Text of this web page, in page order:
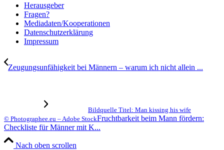
Her­aus­ge­ber
Fra­gen?
Mediadaten/Kooperationen
Daten­schutz­er­klä­rung
Impres­sum
Zeu­gungs­un­fä­hig­keit bei Män­nern – war­um ich nicht allein ...
Bildquelle Titel: Man kissing his wife
© Photographee.eu – Adobe StockFrucht­bar­keit beim Mann för­dern:
Check­lis­te für Män­ner mit K...
Nach oben scrollen